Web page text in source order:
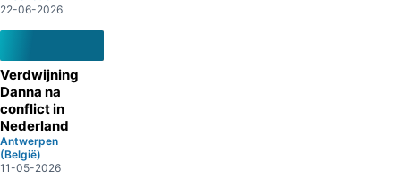
22-06-2026
Verdwijning
Danna na
conflict in
Nederland
Antwerpen
(België)
11-05-2026